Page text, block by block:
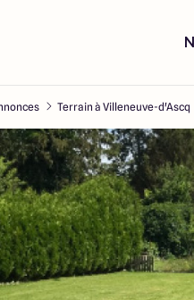
Terrain à Villeneuve-d'Ascq